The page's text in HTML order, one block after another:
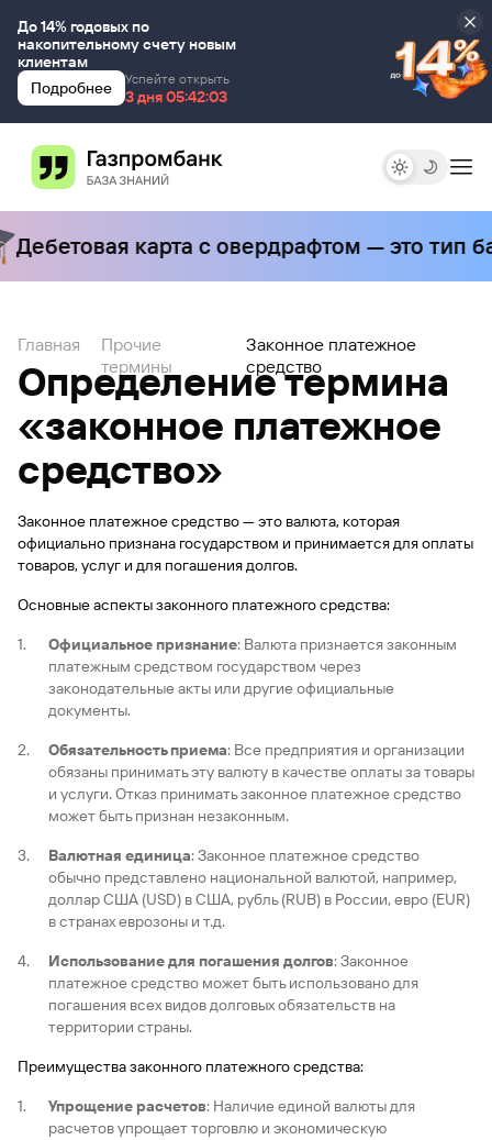
До 14% годовых по
накопительному счету новым
клиентам
Успейте открыть
3 дня 00:00:00
3 дня 05:42:03
Подробнее
Дебетовая карта с овердрафтом — это тип
Главная
Прочие
термины
Законное платежное
средство
Определение термина
«законное платежное
средство»
Законное платежное средство — это валюта, которая
официально признана государством и принимается для оплаты
товаров, услуг и для погашения долгов.
Основные аспекты законного платежного средства:
Официальное признание: Валюта признается законным
платежным средством государством через
законодательные акты или другие официальные
документы.
Обязательность приема: Все предприятия и организации
обязаны принимать эту валюту в качестве оплаты за товары
и услуги. Отказ принимать законное платежное средство
может быть признан незаконным.
Валютная единица: Законное платежное средство
обычно представлено национальной валютой, например,
доллар США (USD) в США, рубль (RUB) в России, евро (EUR)
в странах еврозоны и т.д.
Использование для погашения долгов: Законное
платежное средство может быть использовано для
погашения всех видов долговых обязательств на
территории страны.
Преимущества законного платежного средства:
Упрощение расчетов: Наличие единой валюты для
расчетов упрощает торговлю и экономическую